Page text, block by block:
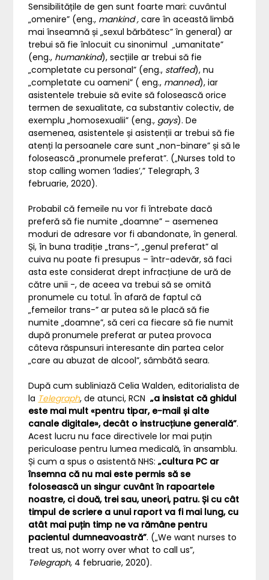
Sensibilitățile de gen sunt foarte mari: cuvântul
„omenire” (eng., mankind ,care în această limbă
mai înseamnă și „sexul bărbătesc” în general) ar
trebui să fie înlocuit cu sinonimul „umanitate”
(eng., humankind), secțiile ar trebui să fie
„completate cu personal” (eng., staffed), nu
„completate cu oameni” ( eng., manned), iar
asistentele trebuie să evite să folosească orice
termen de sexualitate, ca substantiv colectiv, de
exemplu „homosexualii” (eng., gays). De
asemenea, asistentele și asistenții ar trebui să fie
atenți la persoanele care sunt „non-binare” și să le
folosească „pronumele preferat”. („Nurses told to
stop calling women ‘ladies’,” Telegraph, 3
februarie, 2020).
Probabil că femeile nu vor fi întrebate dacă
preferă să fie numite „doamne” – asemenea
moduri de adresare vor fi abandonate, în general.
Și, în buna tradiție „trans-”, „genul preferat” al
cuiva nu poate fi presupus – într-adevăr, să faci
asta este considerat drept infracțiune de ură de
către unii -, de aceea va trebui să se omită
pronumele cu totul. În afară de faptul că
„femeilor trans-” ar putea să le placă să fie
numite „doamne”, să ceri ca fiecare să fie numit
după pronumele preferat ar putea provoca
câteva răspunsuri interesante din partea celor
„care au abuzat de alcool”, sâmbătă seara.
După cum subliniază Celia Walden, editorialista de
la Telegraph, de atunci, RCN„a insistat că ghidul
este mai mult «pentru tipar, e-mail și alte
canale digitale», decât o instrucțiune generală”.
Acest lucru nu face directivele lor mai puțin
periculoase pentru lumea medicală, în ansamblu.
Și cum a spus o asistentă NHS: „cultura PC ar
însemna că nu mai este permis să se
folosească un singur cuvânt în rapoartele
noastre, ci două, trei sau, uneori, patru. Și cu cât
timpul de scriere a unui raport va fi mai lung, cu
atât mai puțin timp ne va rămâne pentru
pacientul dumneavoastră”. („We want nurses to
treat us, not worry over what to call us”,
Telegraph, 4 februarie, 2020).